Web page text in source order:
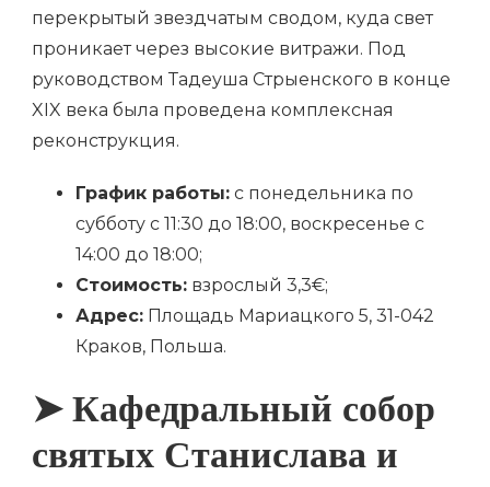
перекрытый звездчатым сводом, куда свет
проникает через высокие витражи. Под
руководством Тадеуша Стрыенского в конце
XIX века была проведена комплексная
реконструкция.
График работы: с понедельника по
субботу с 11:30 до 18:00, воскресенье с
14:00 до 18:00;
Стоимость: взрослый 3,3€;
Адрес: Площадь Мариацкого 5, 31-042
Краков, Польша.
➤ Кафедральный собор
святых Станислава и